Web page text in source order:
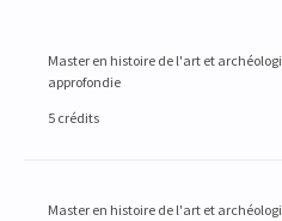
Master en histoire de l'art et
approfondie
5 crédits
Master en histoire de l'art et